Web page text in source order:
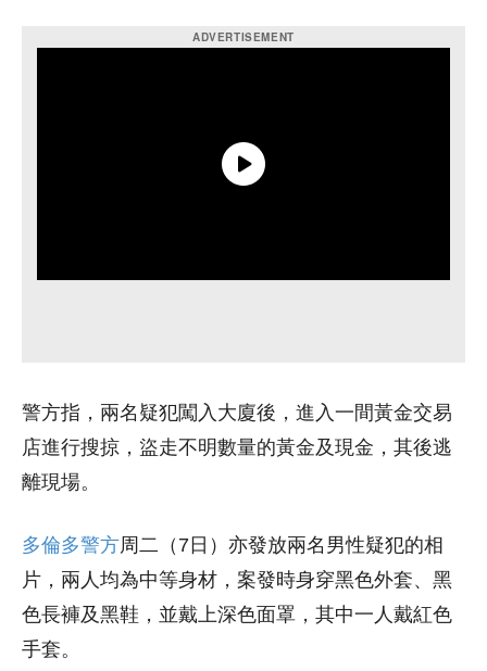
警方指，兩名疑犯闖入大廈後，進入一間黃金交易
店進行搜掠，盜走不明數量的黃金及現金，其後逃
離現場。
多倫多警方周二（7日）亦發放兩名男性疑犯的相
片，兩人均為中等身材，案發時身穿黑色外套、黑
色長褲及黑鞋，並戴上深色面罩，其中一人戴紅色
手套。